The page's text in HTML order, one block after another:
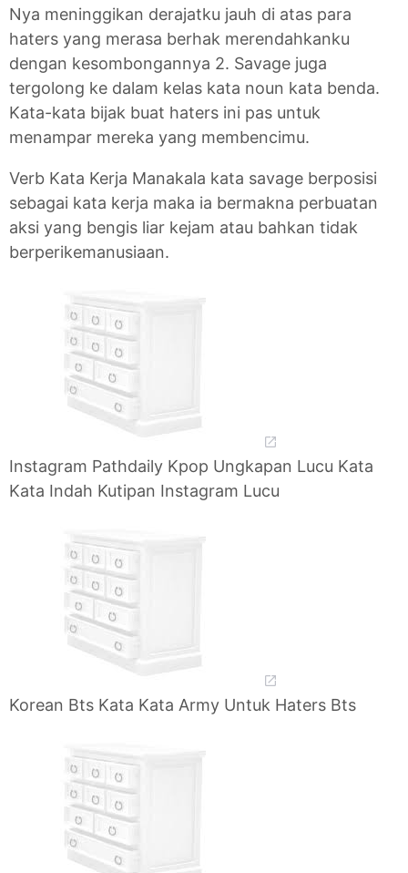
Nya meninggikan derajatku jauh di atas para
haters yang merasa berhak merendahkanku
dengan kesombongannya 2. Savage juga
tergolong ke dalam kelas kata noun kata benda.
Kata-kata bijak buat haters ini pas untuk
menampar mereka yang membencimu.
Verb Kata Kerja Manakala kata savage berposisi
sebagai kata kerja maka ia bermakna perbuatan
aksi yang bengis liar kejam atau bahkan tidak
berperikemanusiaan.
Instagram Pathdaily Kpop Ungkapan Lucu Kata
Kata Indah Kutipan Instagram Lucu
Korean Bts Kata Kata Army Untuk Haters Bts